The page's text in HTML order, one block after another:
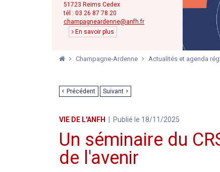
51723 Reims Cedex
tél : 03 26 87 78 20
champagneardenne@anfh.fr
En savoir plus
Champagne-Ardenne Actualités et agenda
Précédent Suivant
VIE DE L'ANFH Publié le 18/11/2025
Un séminaire du
de l'avenir